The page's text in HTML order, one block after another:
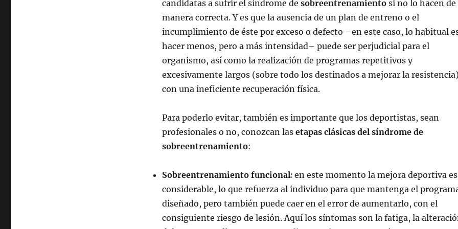
candidatas a sufrir el síndrome de sobreentrenamientosi no lo hacen de
manera correcta. Y es que la ausencia de un plan de entreno o el
incumplimiento de éste por exceso o defecto –en este caso, lo habitual
hacer menos, pero a más intensidad– puede ser perjudicial para el
organismo, así como la realización de programas repetitivos y
excesivamente largos (sobre todo los destinados a mejorar la resistencia)
con una ineficiente recuperación física.
Para poderlo evitar, también es importante que los deportistas, sean
profesionales o no, conozcan las etapas clásicas del síndrome de
sobreentrenamiento:
Sobreentrenamiento funcional:en este momento la mejora deportiva es
considerable, lo que refuerza al individuo para que mantenga el
diseñado, pero también puede caer en el error de aumentarlo, con el
consiguiente riesgo de lesión. Aquí los síntomas son la fatiga, la